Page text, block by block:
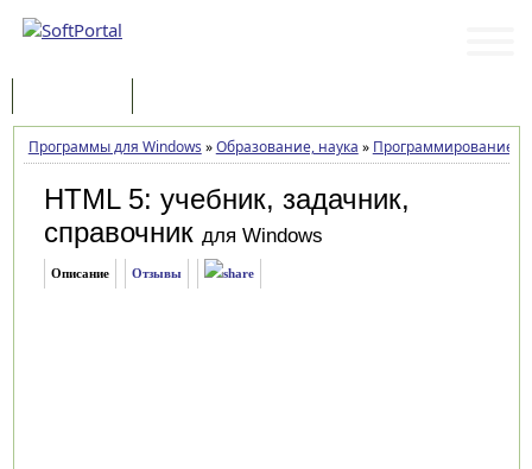
Программы для Windows »Образование, наука » Программирование
HTML 5: учебник, задачник,
справочник для Windows
Описание Отзывы